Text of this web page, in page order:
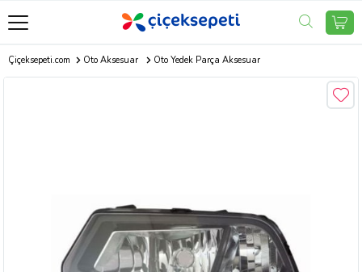
Çiçeksepeti.com Oto Aksesuar Oto Yedek Parça Aksesuar